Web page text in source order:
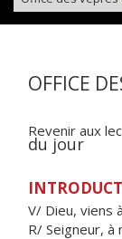
OFFICE
Revenir aux
du jour
V/ Dieu, viens
R/ Seigneur, à